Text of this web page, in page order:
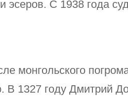
эсеров. С 1938 года
монгольского
В 1327 году Дмитрий